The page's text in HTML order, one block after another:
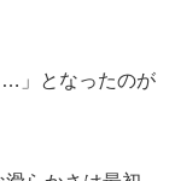
…」となったのが